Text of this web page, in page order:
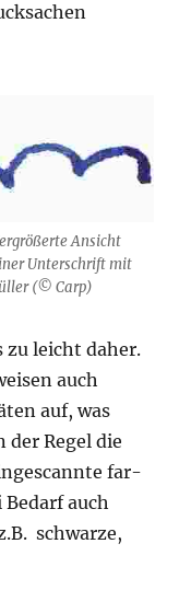
Ansicht
Unter­schrift mit
(© Carp)
zu leicht daher.
auch
auf, was
Regel die
far­
auch
schwar­ze,